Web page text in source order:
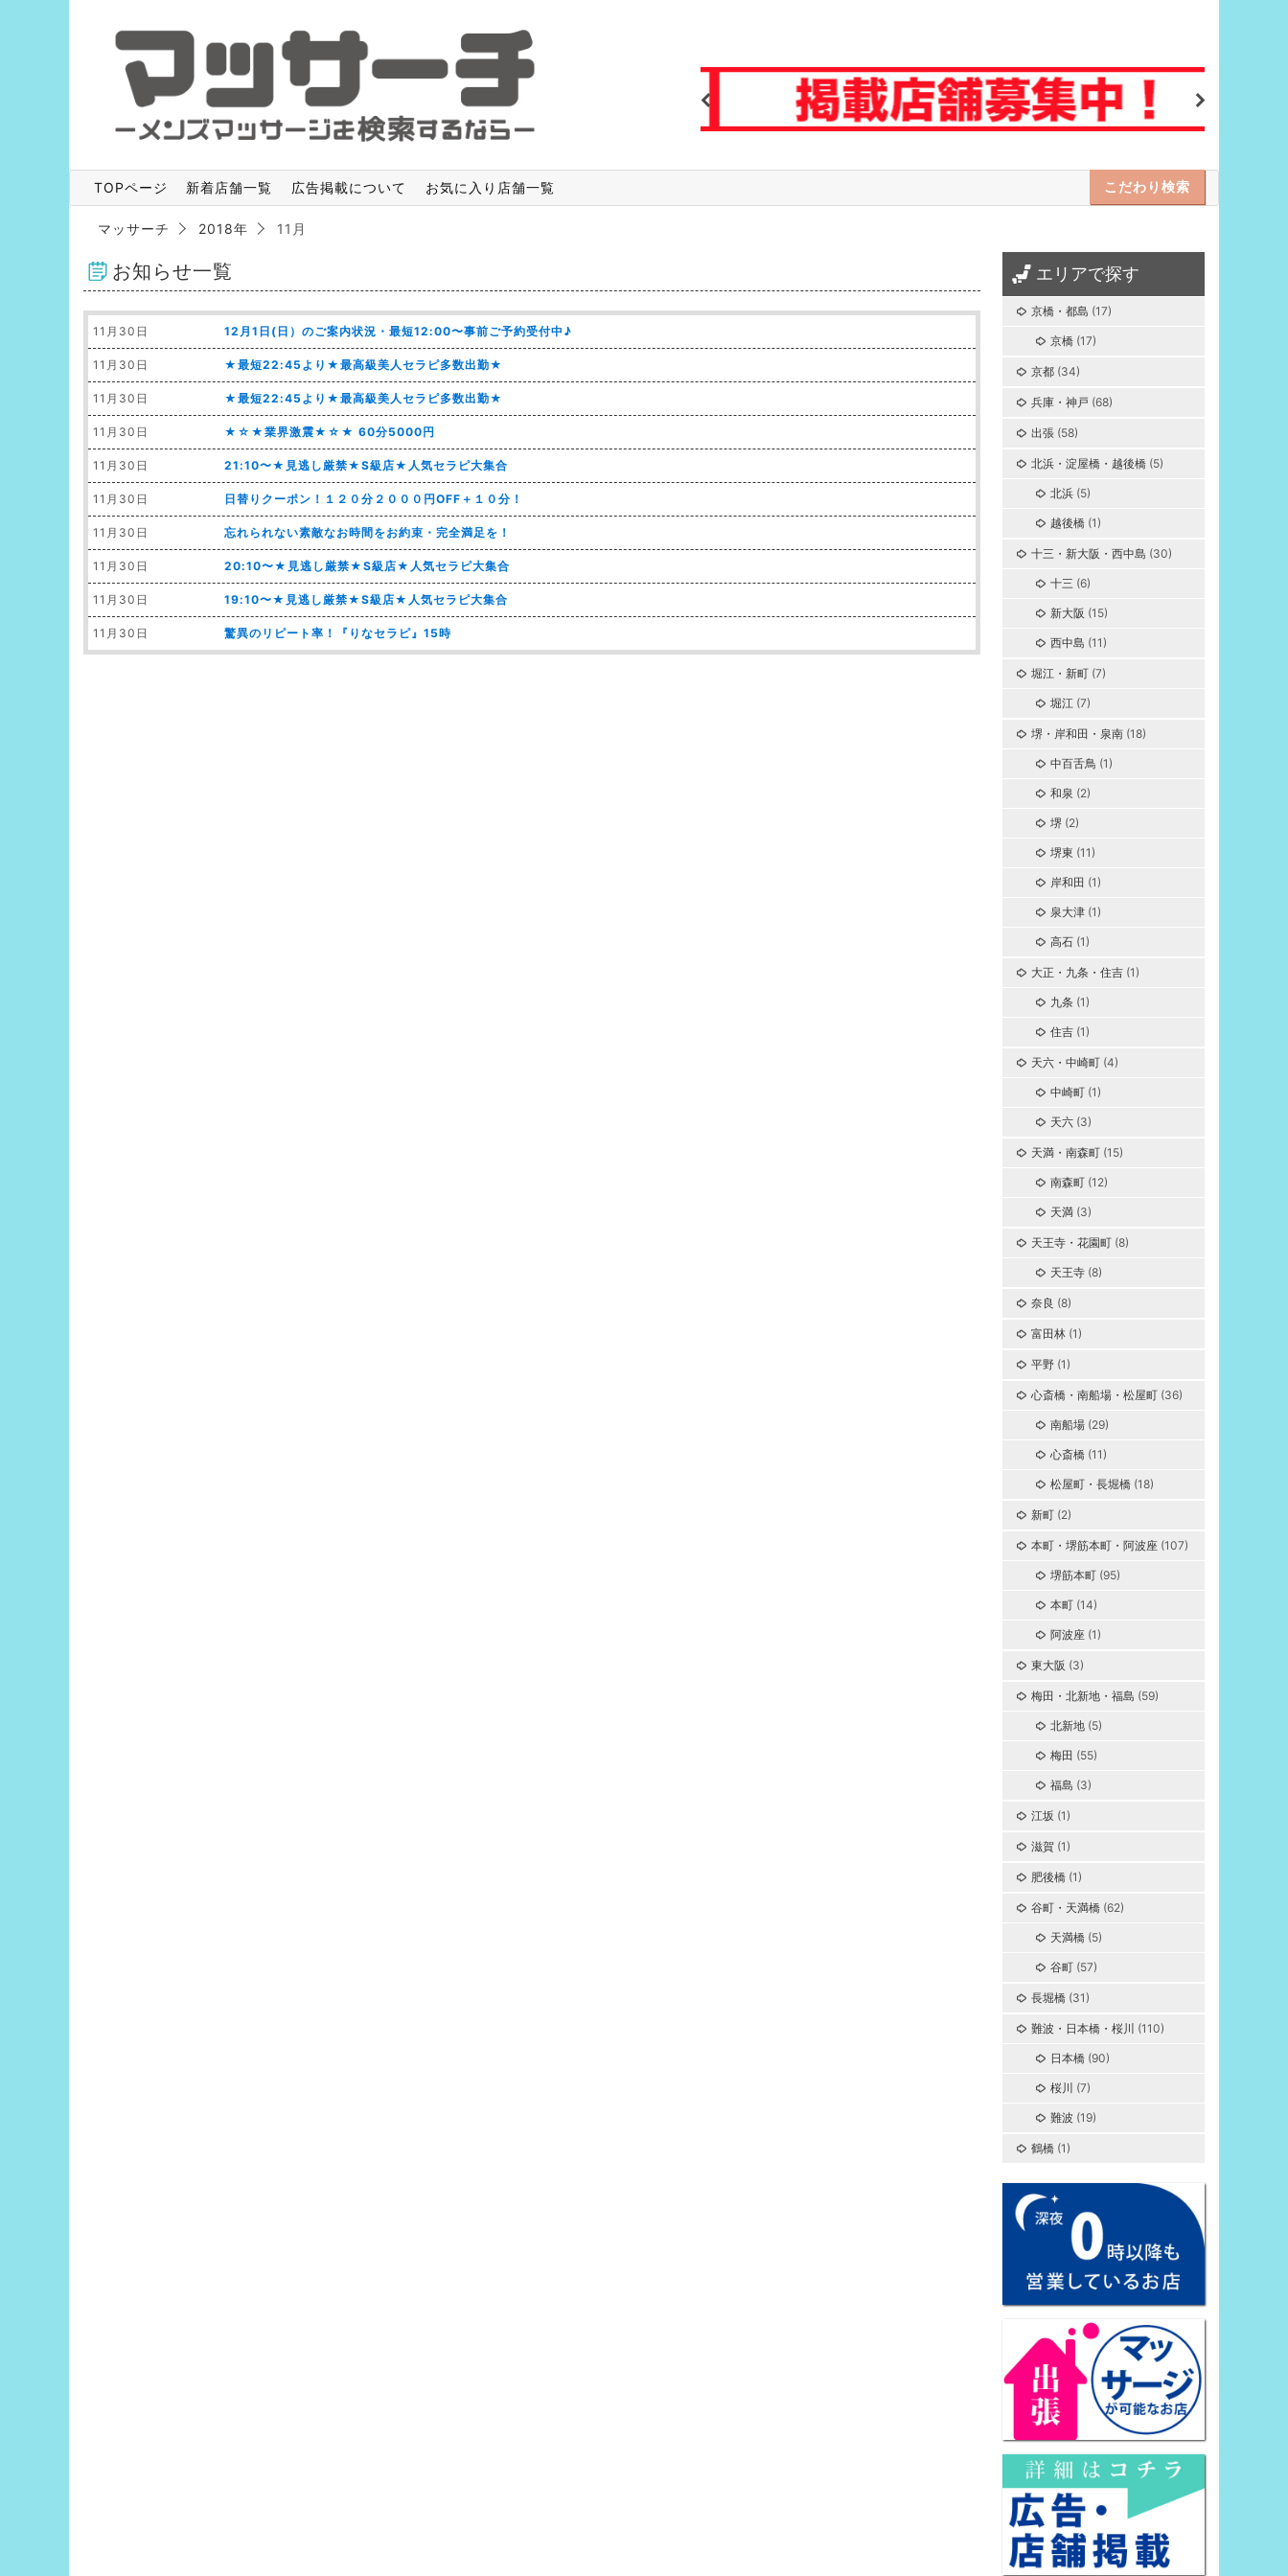
TOPページ 新着店舗一覧 広告掲載について お気に入り店舗一覧 こだわり検索
マッサーチ 2018年 11月
エリアで探す
京橋・都島 (17)
京橋 (17)
京都 (34)
兵庫・神戸 (68)
出張 (58)
北浜・淀屋橋・越後橋 (5)
北浜 (5)
越後橋 (1)
十三・新大阪・西中島 (30)
十三 (6)
新大阪 (15)
西中島 (11)
堀江・新町 (7)
堀江 (7)
堺・岸和田・泉南 (18)
中百舌鳥 (1)
和泉 (2)
堺 (2)
堺東 (11)
岸和田 (1)
泉大津 (1)
高石 (1)
大正・九条・住吉 (1)
九条 (1)
住吉 (1)
天六・中崎町 (4)
中崎町 (1)
天六 (3)
天満・南森町 (15)
南森町 (12)
天満 (3)
天王寺・花園町 (8)
天王寺 (8)
奈良 (8)
富田林 (1)
平野 (1)
心斎橋・南船場・松屋町 (36)
南船場 (29)
心斎橋 (11)
松屋町・長堀橋 (18)
新町 (2)
本町・堺筋本町・阿波座 (107)
堺筋本町 (95)
本町 (14)
阿波座 (1)
東大阪 (3)
梅田・北新地・福島 (59)
北新地 (5)
梅田 (55)
福島 (3)
江坂 (1)
滋賀 (1)
肥後橋 (1)
谷町・天満橋 (62)
天満橋 (5)
谷町 (57)
長堀橋 (31)
難波・日本橋・桜川 (110)
日本橋 (90)
桜川 (7)
難波 (19)
鶴橋 (1)
お知らせ一覧
11月30日 12月1日(日）のご案内状況・最短12:00〜事前ご予約受付中♪
11月30日 ★最短22:45より★最高級美人セラピ多数出勤★
11月30日 ★最短22:45より★最高級美人セラピ多数出勤★
11月30日 ★☆★業界激震★☆★ 60分5000円
11月30日 21:10〜★見逃し厳禁★S級店★人気セラピ大集合
11月30日 日替りクーポン！１２０分２０００円OFF＋１０分！
11月30日 忘れられない素敵なお時間をお約束・完全満足を！
11月30日 20:10〜★見逃し厳禁★S級店★人気セラピ大集合
11月30日 19:10〜★見逃し厳禁★S級店★人気セラピ大集合
11月30日 驚異のリピート率！『りなセラピ』15時